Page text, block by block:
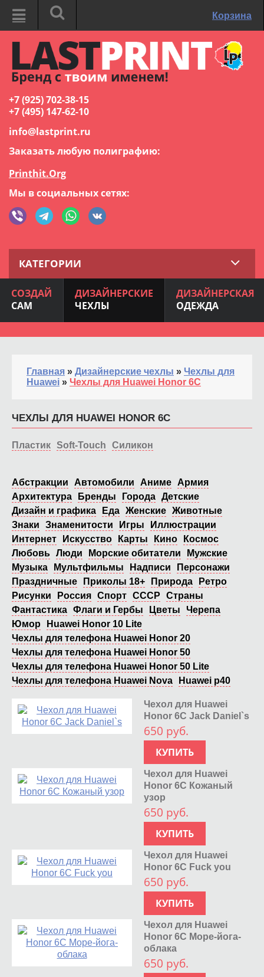
Корзина
+7 (925) 702-38-15
+7 (495) 147-62-10
info@lastprint.ru
Заказать любую полиграфию:
Printhit.Org
Мы в социальных сетях:
КАТЕГОРИИ
СОЗДАЙ
САМ
ДИЗАЙНЕРСКИЕ
ЧЕХЛЫ
ДИЗАЙНЕРСКАЯ
ОДЕЖДА
Главная » Дизайнерские чехлы » Чехлы для
Huawei » Чехлы для Huawei Honor 6C
ЧЕХЛЫ ДЛЯ HUAWEI HONOR 6C
Пластик Soft-Touch Силикон
Абстракции Автомобили Аниме
Армия
Архитектура
Бренды Города Детские
Дизайн и графика
Еда Женские Животные
Знаки
Знаменитости Игры
Иллюстрации
Интернет
Искусство Карты Кино
Космос
Любовь Люди Морские обитатели
Мужские
Музыка
Мультфильмы Надписи
Персонажи
Праздничные
Приколы 18+ Природа
Ретро
Рисунки
Россия Спорт СССР
Страны
Фантастика Флаги и Гербы Цветы
Черепа
Юмор
Huawei Honor 10 Lite
Чехлы для телефона Huawei Honor 20
Чехлы для телефона Huawei Honor 50
Чехлы для телефона Huawei Honor 50 Lite
Чехлы для телефона Huawei Nova
Huawei p40
Чехол для Huawei
Honor 6C Jack Daniel`s
650 руб.
КУПИТЬ
Чехол для Huawei
Honor 6C Кожаный
узор
650 руб.
КУПИТЬ
Чехол для Huawei
Honor 6C Fuck you
650 руб.
КУПИТЬ
Чехол для Huawei
Honor 6C Море-йога-
облака
650 руб.